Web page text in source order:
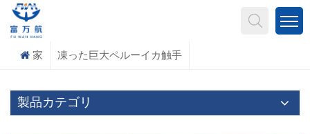
家 凍った巨大ペルーイカ触手
製品カテゴリ